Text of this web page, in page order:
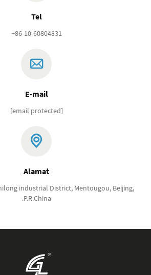
Tel
+86-10-60804831
E-mail
[email protected]
Alamat
industrial District, Mentougou, Beijing,
.P.R.China